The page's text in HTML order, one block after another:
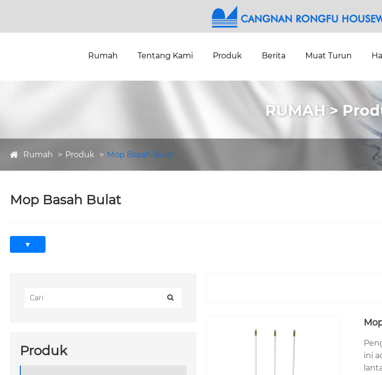
Rumah Tentang Kami Produk Berita Muat Turun
RUMAH >
Rumah Produk Mop Basah Bulat
Mop Basah Bulat
kotoran dengan cepat, menjadikan lantai bersih tanpa coretan. Apa yang
diperkukuh, yang memastikan penggunaan jangka panjang walaupun dalam senario
Rangkaian Round Wet Mop kami juga termasuk yang popularMop Dek Kapas
, varian yang
pengekalan air dan kelembutan yang luar biasa. Mop Dek Kapas ini lembut pada lantai
kotoran. Sama ada untuk mengemop dek, teres atau lantai dalaman, model ini mudah
pelbagai spesifikasi untuk memenuhi permintaan pasaran yang berbeza, dan sebagai
Produk
ini